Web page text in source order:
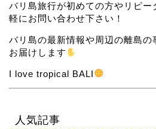
バリ島旅行が初めての方やリピ
軽にお問い合わせ下さい！
バリ島の最新情報や周辺の離島
お届けします
I love tropical BALI
人気記事